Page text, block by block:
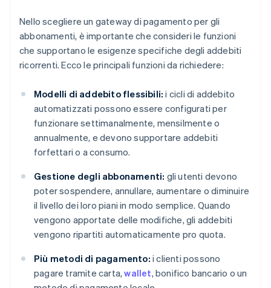
Nello scegliere un gateway di pagamento per gli
abbonamenti, è importante che consideri le funzioni
che supportano le esigenze specifiche degli addebiti
ricorrenti. Ecco le principali funzioni da richiedere:
Modelli di addebito flessibili: i cicli di addebito
automatizzati possono essere configurati per
funzionare settimanalmente, mensilmente o
annualmente, e devono supportare addebiti
forfettari o a consumo.
Gestione degli abbonamenti: gli utenti devono
poter sospendere, annullare, aumentare o diminuire
il livello dei loro piani in modo semplice. Quando
vengono apportate delle modifiche, gli addebiti
vengono ripartiti automaticamente pro quota.
Più metodi di pagamento: i clienti possono
pagare tramite carta,wallet, bonifico bancario o un